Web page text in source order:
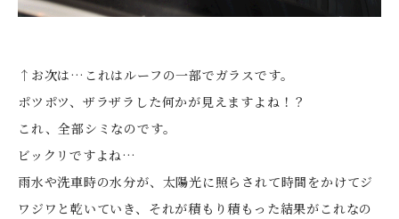
↑お次は…これはルーフの一部でガラスです。
ポツポツ、ザラザラした何かが見えますよね！？
これ、全部シミなのです。
ビックリですよね…
雨水や洗車時の水分が、太陽光に照らされて時間をかけてジ
ワジワと乾いていき、それが積もり積もった結果がこれなの